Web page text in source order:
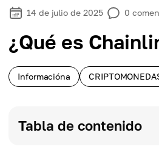
14 de julio de 2025 0
¿Qué es
Informacióna
Tabla de contenido